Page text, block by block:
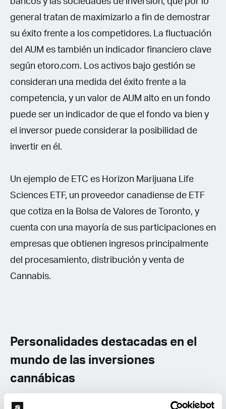
general tratan de maximizarlo a fin de demostrar
su éxito frente a los competidores. La fluctuación
del AUM es también un indicador financiero clave
según etoro.com. Los activos bajo gestión se
consideran una medida del éxito frente a la
competencia, y un valor de AUM alto en un fondo
puede ser un indicador de que el fondo va bien y
el inversor puede considerar la posibilidad de
invertir en él.
Un ejemplo de ETC es Horizon Marijuana Life
Sciences ETF, un proveedor canadiense de ETF
que cotiza en la Bolsa de Valores de Toronto, y
cuenta con una mayoría de sus participaciones en
empresas que obtienen ingresos principalmente
del procesamiento, distribución y venta de
Cannabis.
Personalidades destacadas en el
mundo de las inversiones
cannábicas